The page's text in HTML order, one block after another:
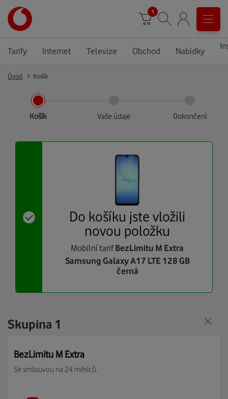
1
Tarify Internet Televize Obchod Nabídky
Úvod Košík
Košík Vaše údaje Dokončení
Do košíku jste vložili
novou položku
Mobilní tarifBezLimitu M Extra
Samsung Galaxy A17 LTE 128 GB
černá
Skupina 1
BezLimitu M Extra
Se smlouvou na 24 měsíců.